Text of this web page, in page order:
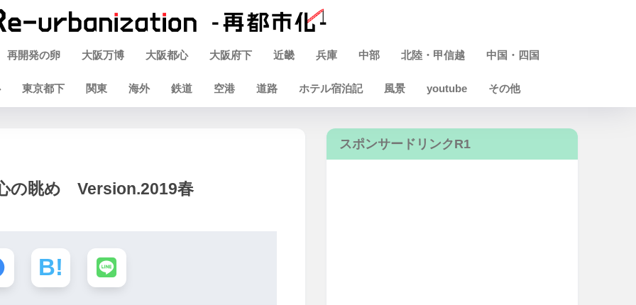
再開発の卵 大阪万博 大阪都心 大阪府下 近畿 兵庫 中部 北陸・甲信越 中国・四国
東京都下 関東 海外 鉄道 空港 道路 ホテル宿泊記 風景 youtube その他
の眺め Version.2019春
スポンサードリンクR1